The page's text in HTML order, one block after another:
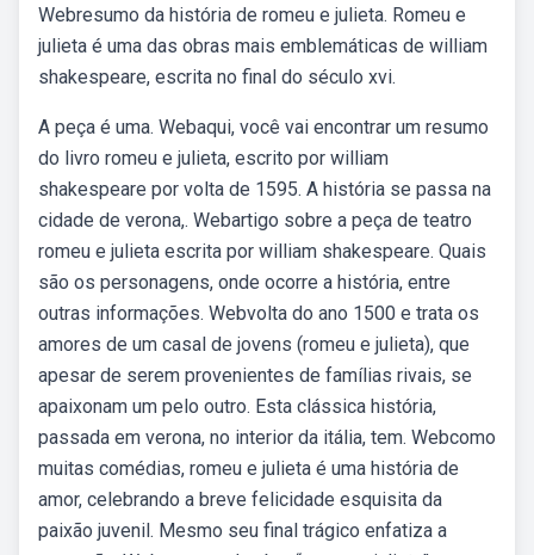
Webresumo da história de romeu e julieta. Romeu e
julieta é uma das obras mais emblemáticas de william
shakespeare, escrita no final do século xvi.
A peça é uma. Webaqui, você vai encontrar um resumo
do livro romeu e julieta, escrito por william
shakespeare por volta de 1595. A história se passa na
cidade de verona,. Webartigo sobre a peça de teatro
romeu e julieta escrita por william shakespeare. Quais
são os personagens, onde ocorre a história, entre
outras informações. Webvolta do ano 1500 e trata os
amores de um casal de jovens (romeu e julieta), que
apesar de serem provenientes de famílias rivais, se
apaixonam um pelo outro. Esta clássica história,
passada em verona, no interior da itália, tem. Webcomo
muitas comédias, romeu e julieta é uma história de
amor, celebrando a breve felicidade esquisita da
paixão juvenil. Mesmo seu final trágico enfatiza a